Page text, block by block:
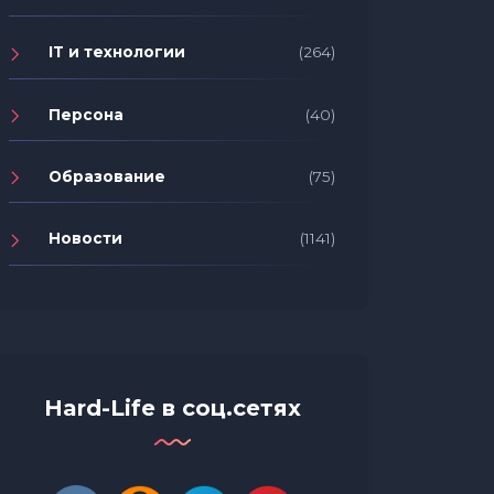
IT и технологии (264)
Персона (40)
Образование (75)
Новости (1141)
Hard-Life в соц.сетях